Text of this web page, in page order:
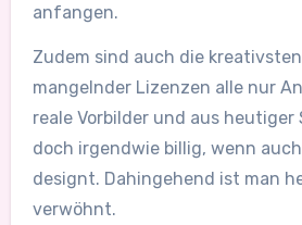
anfangen.
Zudem sind auch die
mangelnder Lizenzen alle nur
reale Vorbilder und aus
doch irgendwie billig, wenn
designt. Dahingehend ist man
verwöhnt.